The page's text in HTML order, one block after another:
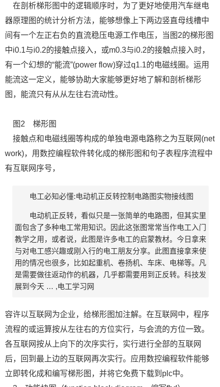
在剖析梯形图中的逻辑顺序时，为了更好地使用汽车继电
器原理图的统计分析方法，能够想像上下两边竖直母线槽中
间有一个左正右负的直流稳压电源工作电压，当图2的梯形图
中i0.1与i0.2的接触点接入，或m0.3与i0.2的接触点接入时，
有一个幻想的“能流”(power flow)穿过q1.1的电磁线圈。运用
能流这一定义，能够协助大家能够更好地了解和剖析梯形
图，能流只有从从左往右流动性。
图2 梯形图
接触点和电磁线圈等构成的单独电源电路称之为互联网(net
work)，用数控编程软件转化成的梯形图和句子表程序流程中
有互联网序号，
电工必知必懂:电动机正反转控制电路图实物接线图
电动机正反转，看似只是一张简单的电路图，但其实里
面包含了多种电工常用知识。因此这张图常常当作电工入门
教学之用，或者说，此图是许多电工的启蒙教材。今日拿来
与对电工感兴趣或刚入行的电工朋友分享。此图直接拿来使
用的情况也很多，比如起重机、卷扬机、车床、电梯等。凡
是需要做往返动作的机器，几乎都需要用到正反转。科技发
展到今天 … ,电工学习网
容许以互联网为企业，给梯形图加注解。在互联网中，程序
流程的或运算按从左往右的方位实行，与会流的方位一致。
各互联网按从上向下的次序实行，实行进行全部的互联网
后，回到最上边的互联网再次实行。应用数控编程软件能够
立即转化成和编写梯形图，并将它免费下载到plc中。